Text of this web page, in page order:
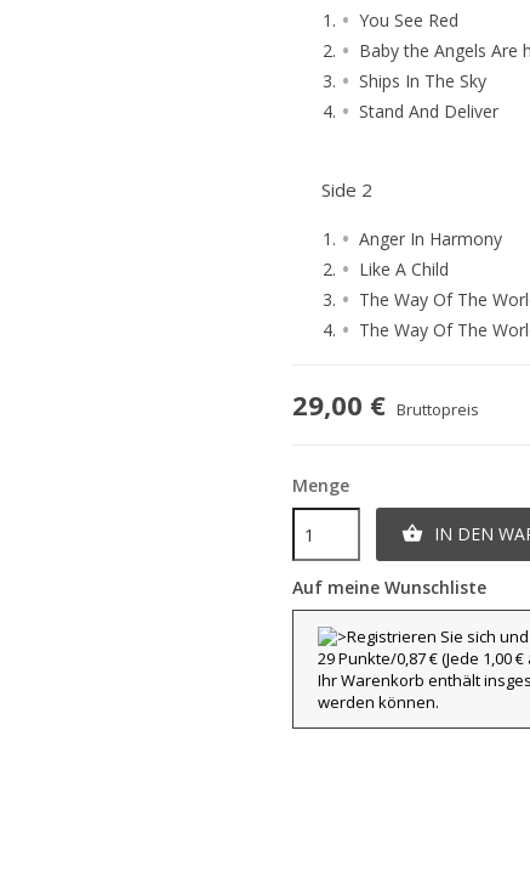
You See Red
Baby the Angels Are
Ships In The Sky
Stand And Deliver
Side 2
Anger In Harmony
Like A Child
The Way Of The
The Way Of The
29,00 € Bruttopreis
Menge
 IN DEN
Auf meine Wunschliste
29 Punkte/0,87 €(Jede 1,00
Ihr Warenkorb enthält
werden können.
Meine Suchliste